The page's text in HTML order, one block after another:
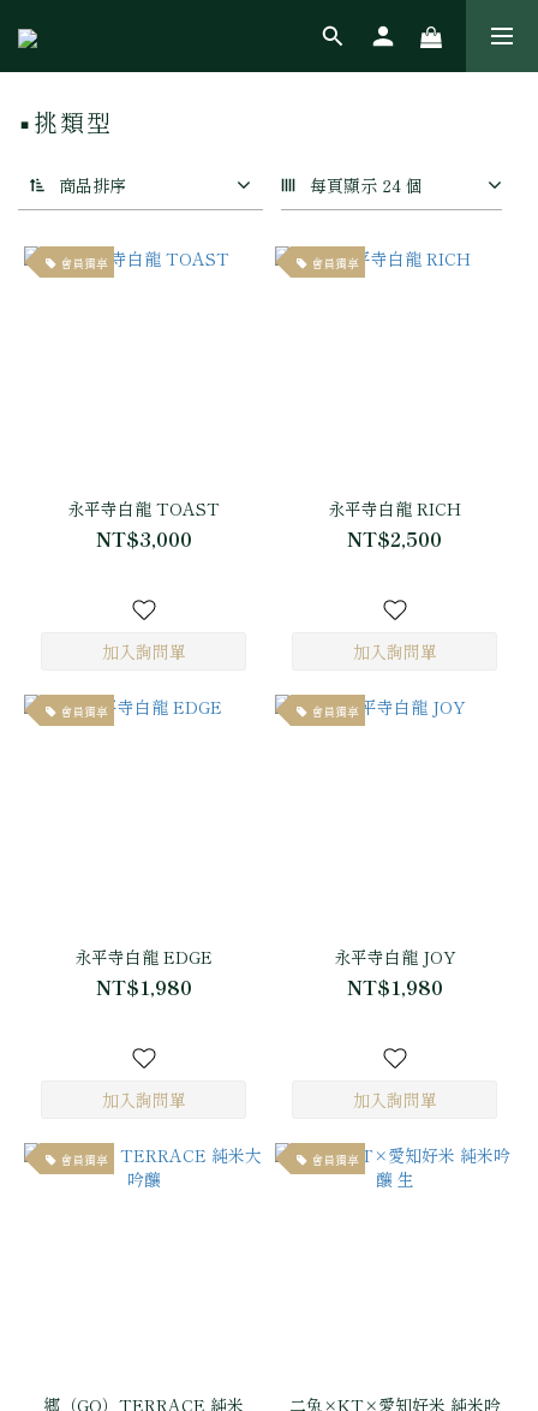
▪️挑類型
商品排序 每頁顯示 24 個
會員獨享
永平寺白龍 TOAST
NT$3,000
會員獨享
永平寺白龍 RICH
NT$2,500
會員獨享
永平寺白龍 EDGE
NT$1,980
會員獨享
永平寺白龍 JOY
NT$1,980
會員獨享
郷（GO）TERRACE 純米
會員獨享
二兔×KT×愛知好米 純米吟